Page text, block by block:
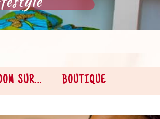
SUR... BOUTIQUE